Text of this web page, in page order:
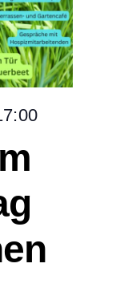
und